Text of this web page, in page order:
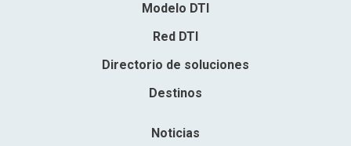
Modelo DTI
Red DTI
Directorio de soluciones
Destinos
Noticias